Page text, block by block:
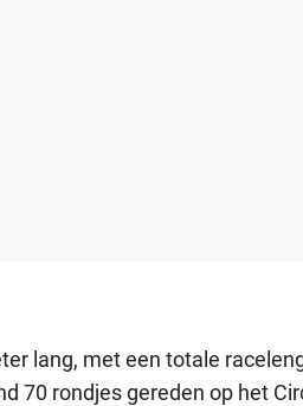
lang, met een totale
70 rondjes gereden op het